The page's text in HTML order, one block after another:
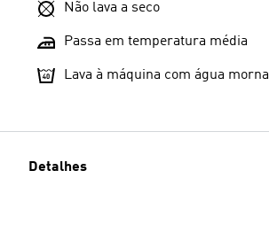
Não lava a seco
Passa em temperatura média
Lava à máquina com água morna
Detalhes